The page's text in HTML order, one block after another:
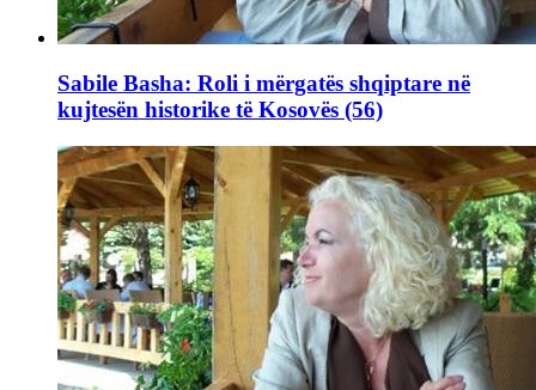
Sabile Basha: Roli i mërgatës shqiptare në
kujtesën historike të Kosovës (56)